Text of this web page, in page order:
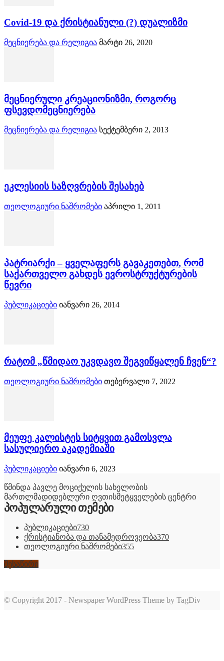
Covid-19 და ქრისტიანული (?) დუალიზმი
მეცნიერება და რელიგია მარტი 26, 2020
მეცნიერული კრეაციონიზმი, როგორც
ფსევდომეცნიერება
მეცნიერება და რელიგია სექტემბერი 2, 2013
ეკლესიის საზღვრების შესახებ
თეოლოგიური ნაშრომები აპრილი 1, 2011
პატრიარქი – ყველაფერს გავაკეთებთ, რომ
საქართველო გახდეს ევროსტრუქტურების
წევრი
პუბლიკაციები იანვარი 26, 2014
რატომ „წმიდაო უკვდავო შეგვიწყალენ ჩვენ“?
თეოლოგიური ნაშრომები თებერვალი 7, 2022
მეუფე კალისტეს სიტყვით გამოსვლა
სასულიერო აკადემიაში
პუბლიკაციები იანვარი 6, 2023
წმინდა პავლე მოციქულის სახელობის
მართლმადიდებლური ღვთისმეტყველების ცენტრი
პოპულარული თემები
პუბლიკაციები730
ქრისტიანობა და თანამედროვეობა370
თეოლოგიური ნაშრომები355
შესაწირი
© Copyright 2017 - Newspaper WordPress Theme by TagDiv